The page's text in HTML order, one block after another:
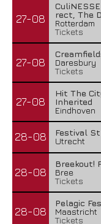
27-08
rect, The
Rotterdam
Tickets
27-08
Daresbury
Tickets
27-08
Hit The
Inherited
Eindhoven
28-08
Festival
Utrecht
28-08
Breekout!
Bree
Tickets
28-08
Pelagic
Maastricht
Tickets